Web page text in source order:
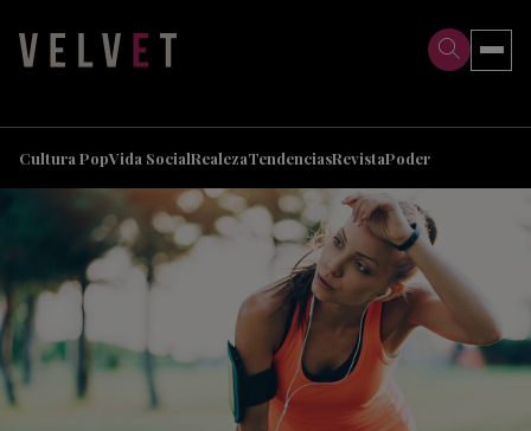
Cultura PopVida SocialRealezaTendenciasRevistaPoder